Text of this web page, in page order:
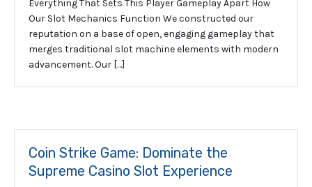
Everything That Sets This Player Gameplay Apart How
Our Slot Mechanics Function We constructed our
reputation on a base of open, engaging gameplay that
merges traditional slot machine elements with modern
advancement. Our […]
Coin Strike Game: Dominate the
Supreme Casino Slot Experience